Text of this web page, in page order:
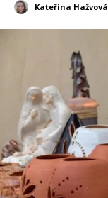
Kateřina Hažvová